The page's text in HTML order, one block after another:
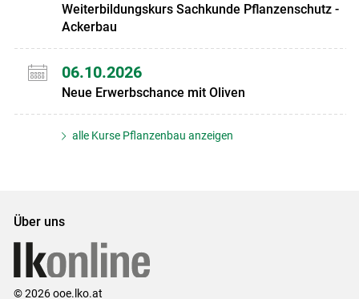
Weiterbildungskurs Sachkunde Pflanzenschutz -
Ackerbau
06.10.2026
Neue Erwerbschance mit Oliven
alle Kurse Pflanzenbau anzeigen
Über uns
© 2026 ooe.lko.at